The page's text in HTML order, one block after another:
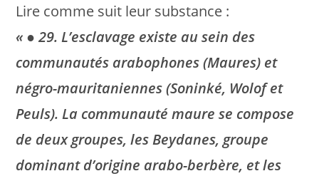
Lire comme suit leur substance :
« ● 29. L’esclavage existe au sein des
communautés arabophones (Maures) et
négro-mauritaniennes (Soninké, Wolof et
Peuls). La communauté maure se compose
de deux groupes, les Beydanes, groupe
dominant d’origine arabo-berbère, et les